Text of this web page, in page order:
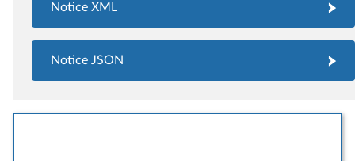
Notice XML
Notice JSON